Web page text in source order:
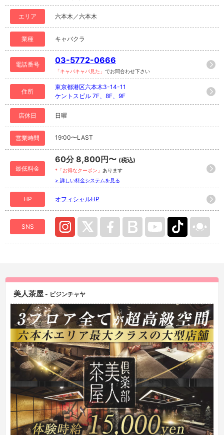
エリア 六本木／六本木
業種 キャバクラ
電話番号 03-5772-0666
「キャバキャバ見た」 でお問合わせ下さい
住所
東京都港区六本木3-14-11
ケントスビル 7F、8F、9F
店休日 日曜
営業時間 19:00〜LAST
最低料金
60分 8,800円〜 (税込)
*「お得なクーポン」 あります
> 詳しい料金システムを見る
HP オフィシャルHP
SNS
美人茶屋 - ビジンチャヤ